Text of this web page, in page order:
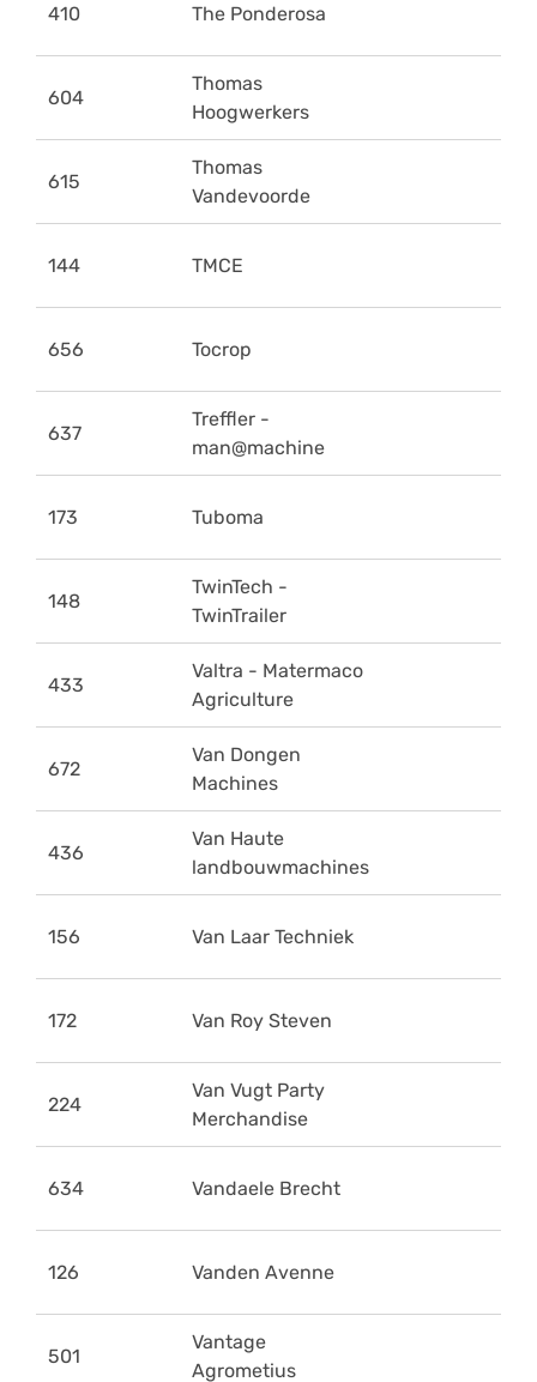
410 The Ponderosa
604
Thomas
Hoogwerkers
615
Thomas
Vandevoorde
144 TMCE
656 Tocrop
637
Treffler -
man@machine
173 Tuboma
148
TwinTech -
TwinTrailer
433
Valtra - Matermaco
Agriculture
672
Van Dongen
Machines
436
Van Haute
landbouwmachines
156 Van Laar Techniek
172 Van Roy Steven
224
Van Vugt Party
Merchandise
634 Vandaele Brecht
126 Vanden Avenne
501
Vantage
Agrometius